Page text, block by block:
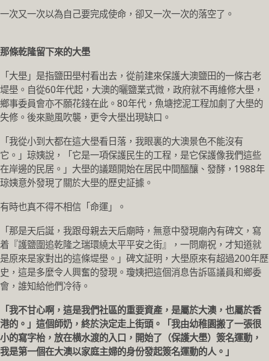
一次又一次以為自己要完成使命，卻又一次一次的落空了。
那條乾隆留下來的大壆
「大壆」是指鹽田壆村看出去，從前建來保護大澳鹽田的一條古老
堤壆。自從60年代起，大澳的曬鹽業式微，政府就不再維修大壆，
鄉事委員會亦不願花錢在此。80年代，魚塘挖泥工程加劇了大壆的
失修。後來颱風吹襲，更令大壆出現缺口。
「我從小到大都在這大壆看日落，我眼裏的大澳景色不能沒有
它。」琼姨說，「它是一項保護民生的工程，是它保護像我們這些
在岸邊的民居。」大壆的議題開始在居民中間醞釀、發酵，1988年
琼姨意外發現了關於大壆的歷史証據。
有時也真不得不相信「命運」。
「那是天后誕，我跟母親去天后廟時，無意中發現廟內有碑文，寫
着『護鹽圍追乾隆之瑞環繞太平平安之街』，一問廟祝，才知道就
是原來是家對出的這條堤壆。」碑文証明，大壆原來有超過200年歷
史，這是多麼令人興奮的發現。瓊姨把這個消息告訴區議員和鄉委
會，誰知給他們冷待。
「我不甘心啊，這是我們社區的重要資產，是屬於大澳，也屬於香
港的。」這個師奶，終於決定走上街頭。「我由幼稚園搬了一張很
小的寫字枱，放在横水渡的入口，開始了（保護大壆）簽名運動，
我是第一個在大澳以家庭主婦的身份發起簽名運動的人。」